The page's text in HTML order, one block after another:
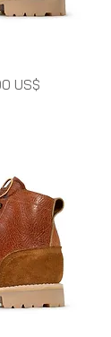
de oferta
US$